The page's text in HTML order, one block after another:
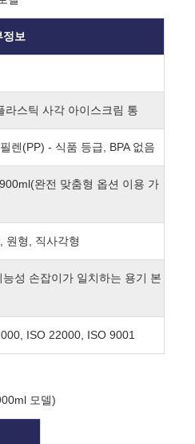
보
라스틱 사각 아이스크림 통
렌(PP) - 식품 등급, BPA 없음
완전 맞춤형 옵션 이용 가
원형, 직사각형
능성 손잡이가 일치하는 용기 본
ISO 22000, ISO 9001
모델)